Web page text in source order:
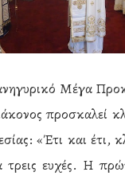
Μέγα
προσκαλεί
«Έτι και έτι,
τρεις ευχές. Η